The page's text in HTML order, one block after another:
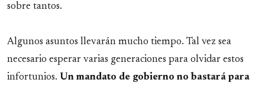
sobre tantos.
Algunos asuntos llevarán mucho tiempo. Tal vez sea
necesario esperar varias generaciones para olvidar estos
infortunios. Un mandato de gobierno no bastará para